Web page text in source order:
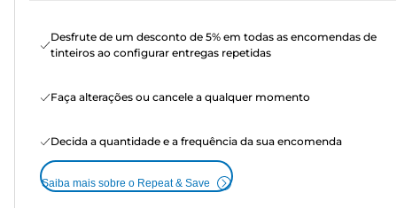
Desfrute de um desconto de 5% em todas as encomendas de
tinteiros ao configurar entregas repetidas
Faça alterações ou cancele a qualquer momento
Decida a quantidade e a frequência da sua encomenda
Saiba mais sobre o Repeat & Save